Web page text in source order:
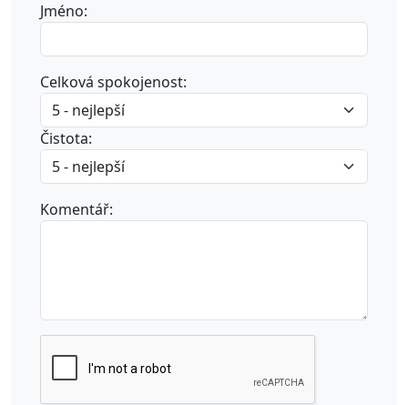
Jméno:
Celková spokojenost:
Čistota:
Komentář: